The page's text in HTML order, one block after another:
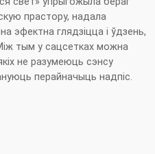
прастору, надала
эфектна глядзіцца і ўдзень,
тым у сацсетках можна
не разумеюць сэнсу
перайначыць надпіс.